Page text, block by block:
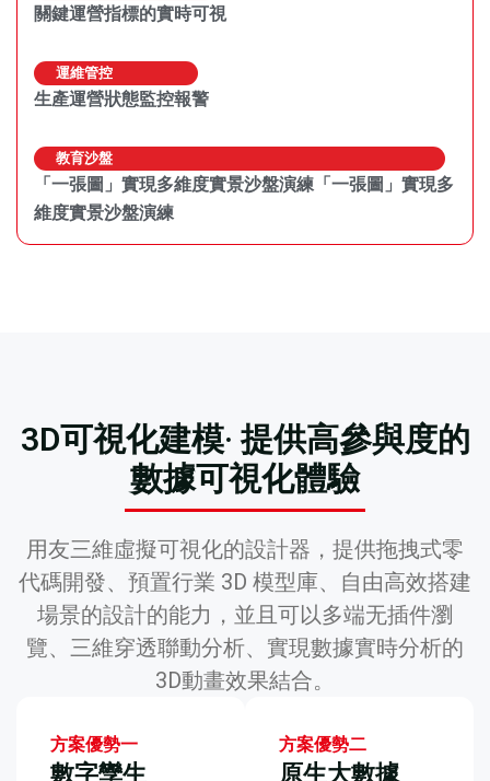
關鍵運營指標的實時可視
運維管控
生產運營狀態監控報警
教育沙盤
「一張圖」實現多維度實景沙盤演練「一張圖」實現多
維度實景沙盤演練
3D可視化建模· 提供高參與度的
數據可視化體驗
⽤友三維虛擬可視化的設計器，提供拖拽式零
代碼開發、預置⾏業 3D 模型庫、⾃由⾼效搭建
場景的設計的能⼒，並且可以多端⽆插件瀏
覽、三維穿透聯動分析、實現數據實時分析的
3D動畫效果結合。
方案優勢一
數字孿生
方案優勢二
原生大數據